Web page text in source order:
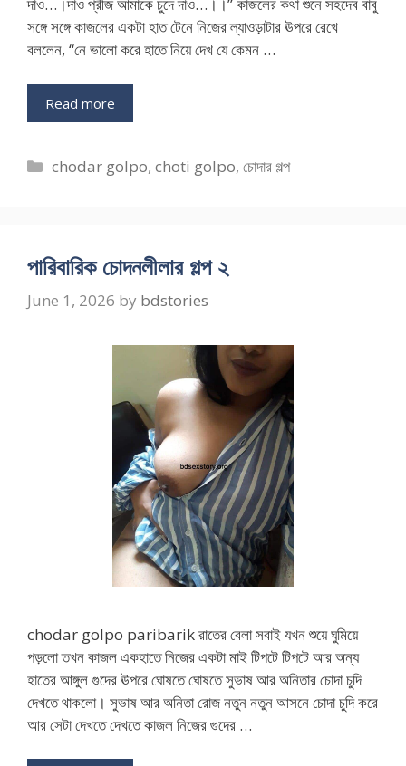
দাও…।দাও প্রীজ আমাকে চুদে দাও…।।” কাজলের কথা শুনে সহদেব বাবু
সঙ্গে সঙ্গে কাজলের একটা হাত টেনে নিজের ল্যাওড়াটার ঊপরে রেখে
বললেন, “নে ভালো করে হাতে নিয়ে দেখ যে কেমন …
Read more
Categories
chodar golpo,choti golpo,চোদার গল্প
পারিবারিক চোদনলীলার গল্প ২
June 1, 2026 by bdstories
chodar golpo paribarik রাতের বেলা সবাই যখন শুয়ে ঘুমিয়ে
পড়লো তখন কাজল একহাতে নিজের একটা মাই টিপটে টিপটে আর অন্য
হাতের আঙ্গুল গুদের ঊপরে ঘোষতে ঘোষতে সুভাষ আর অনিতার চোদা চুদি
দেখতে থাকলো। সুভাষ আর অনিতা রোজ নতুন নতুন আসনে চোদা চুদি করে
আর সেটা দেখতে দেখতে কাজল নিজের গুদের …